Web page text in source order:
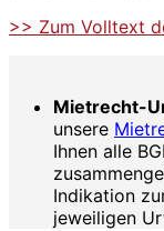
>> Zum Volltext
Mietrecht-
unsere
Ihnen alle
Indikation
jeweiligen